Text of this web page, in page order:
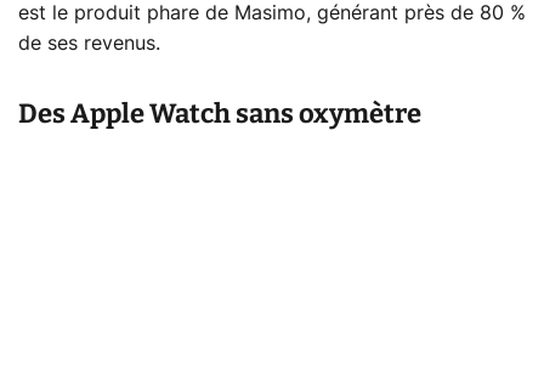
est le produit phare de Masimo, générant près de 80 %
de ses revenus.
Des Apple Watch sans oxymètre